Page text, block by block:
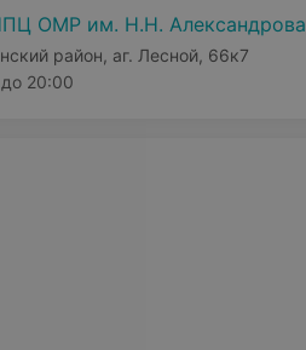
ОМР им. Н.Н. Александрова
район, аг. Лесной, 66к7
до 20:00